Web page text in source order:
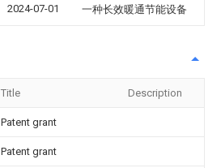
2024-07-01 一种长效暖通节能设备
Title Description
Patent grant
Patent grant